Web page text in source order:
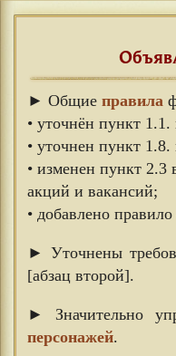
► Общие правила
• уточнён пункт 1.1.
• уточнен пункт
• изменен пункт 2.3
акций и вакансий;
• добавлено
► Уточнены
[абзац второй].
► Значительно
персонажей.